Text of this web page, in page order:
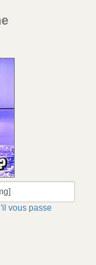
vous passe